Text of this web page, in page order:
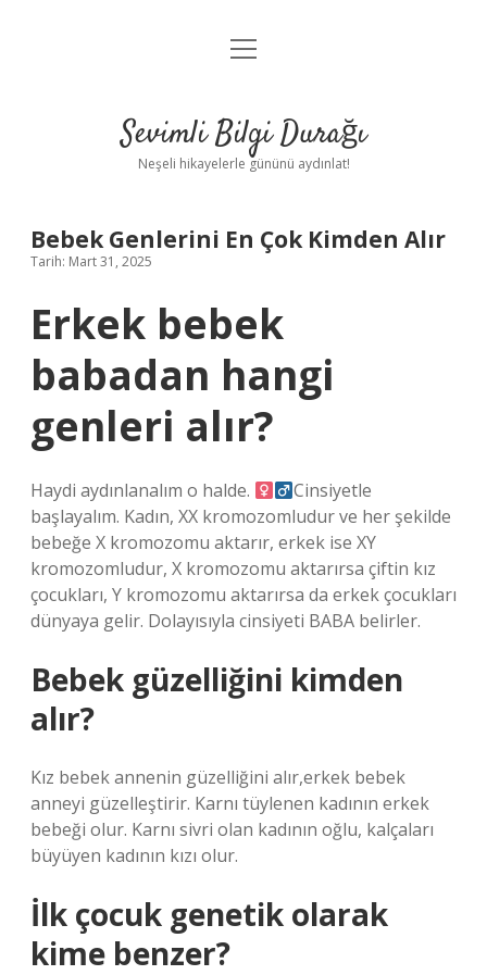
Anasayfa
Yasal Uyarı
menüyü
Sevimli Bilgi Durağı
Neşeli hikayelerle gününü aydınlat!
Bebek Genlerini En Çok Kimden Alır
Tarih: Mart 31, 2025
Erkek bebek
babadan hangi
genleri alır?
Haydi aydınlanalım o halde.
Cinsiyetle
başlayalım. Kadın, XX kromozomludur ve her şekilde
bebeğe X kromozomu aktarır, erkek ise XY
kromozomludur, X kromozomu aktarırsa çiftin kız
çocukları, Y kromozomu aktarırsa da erkek çocukları
dünyaya gelir. Dolayısıyla cinsiyeti BABA belirler.
Bebek güzelliğini kimden
alır?
Kız bebek annenin güzelliğini alır,erkek bebek
anneyi güzelleştirir. Karnı tüylenen kadının erkek
bebeği olur. Karnı sivri olan kadının oğlu, kalçaları
büyüyen kadının kızı olur.
İlk çocuk genetik olarak
kime benzer?